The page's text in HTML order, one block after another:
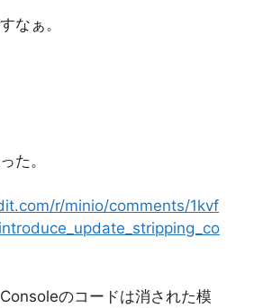
なぁ。
た。
r/minio/comments/1kvf
のコードは消された模